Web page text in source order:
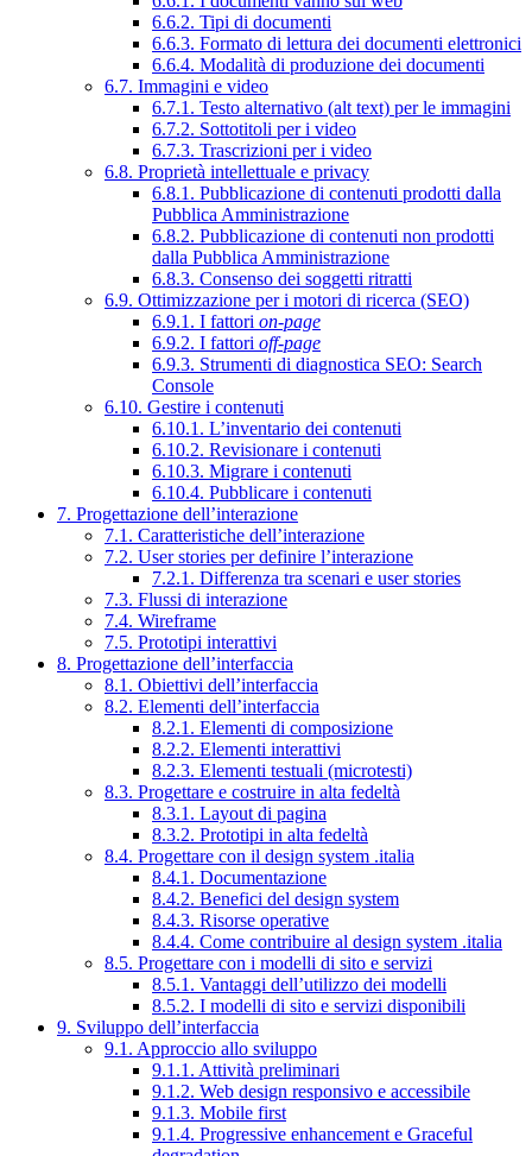
6.6.2. Tipi di documenti
6.6.3. Formato di lettura dei documenti elettronici
6.6.4. Modalità di produzione dei documenti
6.7. Immagini e video
6.7.1. Testo alternativo (alt text) per le immagini
6.7.2. Sottotitoli per i video
6.7.3. Trascrizioni per i video
6.8. Proprietà intellettuale e privacy
6.8.1. Pubblicazione di contenuti prodotti dalla
Pubblica Amministrazione
6.8.2. Pubblicazione di contenuti non prodotti
dalla Pubblica Amministrazione
6.8.3. Consenso dei soggetti ritratti
6.9. Ottimizzazione per i motori di ricerca (SEO)
6.9.1. I fattori on-page
6.9.2. I fattori off-page
6.9.3. Strumenti di diagnostica SEO: Search
Console
6.10. Gestire i contenuti
6.10.1. L’inventario dei contenuti
6.10.2. Revisionare i contenuti
6.10.3. Migrare i contenuti
6.10.4. Pubblicare i contenuti
7. Progettazione dell’interazione
7.1. Caratteristiche dell’interazione
7.2. User stories per definire l’interazione
7.2.1. Differenza tra scenari e user stories
7.3. Flussi di interazione
7.4. Wireframe
7.5. Prototipi interattivi
8. Progettazione dell’interfaccia
8.1. Obiettivi dell’interfaccia
8.2. Elementi dell’interfaccia
8.2.1. Elementi di composizione
8.2.2. Elementi interattivi
8.2.3. Elementi testuali (microtesti)
8.3. Progettare e costruire in alta fedeltà
8.3.1. Layout di pagina
8.3.2. Prototipi in alta fedeltà
8.4. Progettare con il design system .italia
8.4.1. Documentazione
8.4.2. Benefici del design system
8.4.3. Risorse operative
8.4.4. Come contribuire al design system .italia
8.5. Progettare con i modelli di sito e servizi
8.5.1. Vantaggi dell’utilizzo dei modelli
8.5.2. I modelli di sito e servizi disponibili
9. Sviluppo dell’interfaccia
9.1. Approccio allo sviluppo
9.1.1. Attività preliminari
9.1.2. Web design responsivo e accessibile
9.1.3. Mobile first
9.1.4. Progressive enhancement e Graceful